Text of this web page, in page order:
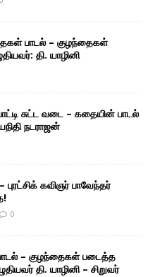
பாடல் – குழந்தைகள்
தி. யாழினி
சுட்ட வடை – கதையின் பாடல்
நடராஜன்
கவிஞர் பாவேந்தர்
0
பாடல் – குழந்தைகள் படைத்த
தி. யாழினி – சிறுவர்